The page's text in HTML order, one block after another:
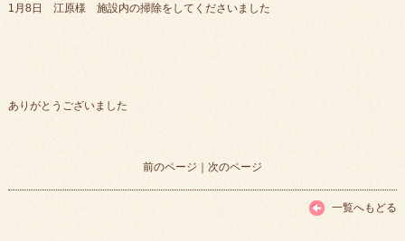
1月8日 江原様 施設内の掃除をしてくださいました
ありがとうございました
前のページ ｜ 次のページ
一覧へもどる